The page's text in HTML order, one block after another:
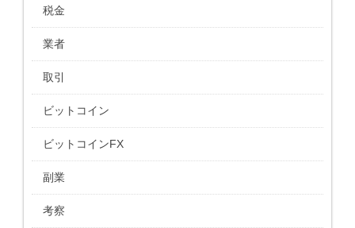
税金
業者
取引
ビットコイン
ビットコインFX
副業
考察